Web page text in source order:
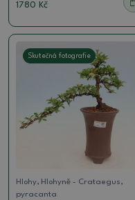
1780 Kč
Skutečná fotografie
Hlohy, Hlohyně - Crataegus,
pyracanta